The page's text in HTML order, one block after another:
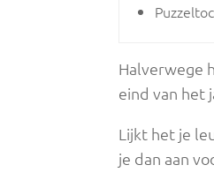
Halverwege
eind van het
Lijkt het je
je dan aan